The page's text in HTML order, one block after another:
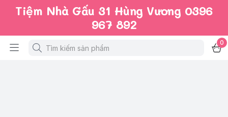
Tiệm Nhà Gấu 31 Hùng Vương 0396
967 892
0